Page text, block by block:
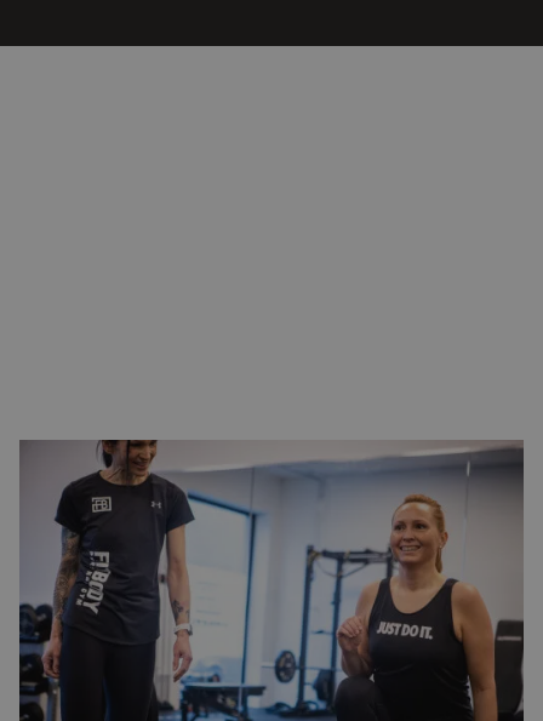
AFVALLEN: WAAR BEGIN JE?
Wil je graag wat kilo’s afvallen, maar weet je niet goed waar
je moet beginnen? Of ben je al zo vaak begonnen en
gestopt met diëten dat je het niet meer op twee handen
kunt tellen? Wij helpen je er graag bij. Wij begrijpen maar al
te goed dat afvallen erg lastig is. Daarom bieden we jou
persoonlijke begeleiding in het hele traject, zodat jij weer
lekker in je vel komt te zitten!